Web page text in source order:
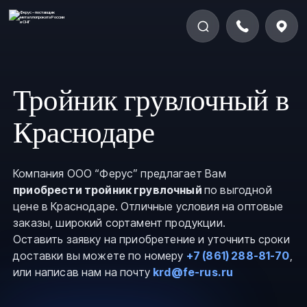
Тройник грувлочный в
Краснодаре
Компания ООО “Ферус” предлагает Вам
приобрести тройник грувлочный по выгодной
цене в Краснодаре. Отличные условия на оптовые
заказы, широкий сортамент продукции.
Оставить заявку на приобретение и уточнить сроки
доставки вы можете по номеру +7 (861) 288-81-70,
или написав нам на почту krd@fe-rus.ru